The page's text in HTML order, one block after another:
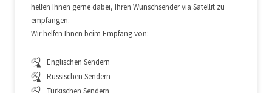
helfen Ihnen gerne dabei, Ihren Wunschsender via Satellit zu
empfangen.
Wir helfen Ihnen beim Empfang von:
Englischen Sendern
Russischen Sendern